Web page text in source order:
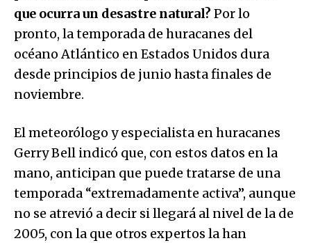
que ocurra un desastre natural? Por lo
pronto, la temporada de huracanes del
océano Atlántico en Estados Unidos dura
desde principios de junio hasta finales de
noviembre.
El meteorólogo y especialista en huracanes
Gerry Bell indicó que, con estos datos en la
mano, anticipan que puede tratarse de una
temporada “extremadamente activa”, aunque
no se atrevió a decir si llegará al nivel de la de
2005, con la que otros expertos la han